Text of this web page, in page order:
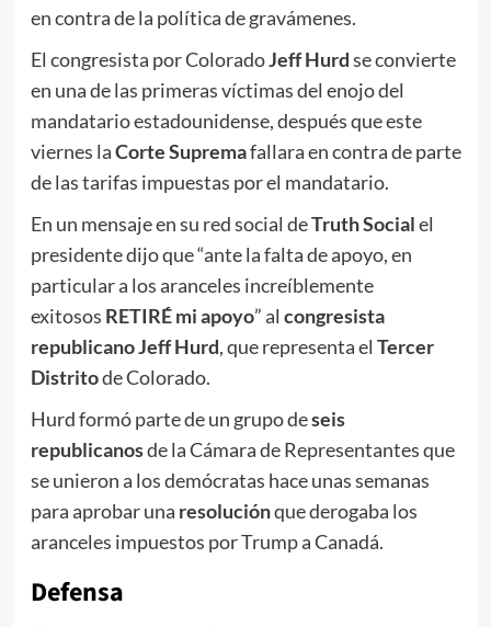
en contra de la política de gravámenes.
El congresista por ColoradoJeff Hurdse convierte
en una de las primeras víctimas del enojo del
mandatario estadounidense, después que este
viernes laCorte Supremafallara en contra de parte
de las tarifas impuestas por el mandatario.
En un mensaje en su red social deTruth Socialel
presidente dijo que “ante la falta de apoyo, en
particular a los aranceles increíblemente
exitosos RETIRÉ mi apoyo” al congresista
republicanoJeff Hurd, que representa el Tercer
Distritode Colorado.
Hurd formó parte de un grupo deseis
republicanosde la Cámara de Representantes que
se unieron a los demócratas hace unas semanas
para aprobar una resoluciónque derogaba los
aranceles impuestos por Trump a Canadá.
Defensa